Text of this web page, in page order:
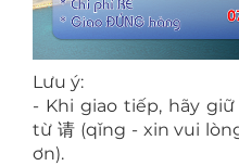
Lưu ý:
- Khi giao tiếp, hãy
từ 请 (qǐng - xin vui
ơn).